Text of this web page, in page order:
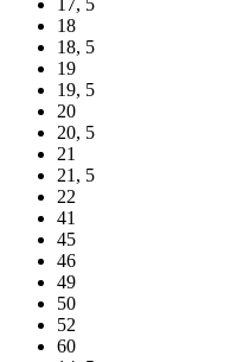
17, 5
18
18, 5
19
19, 5
20
20, 5
21
21, 5
22
41
45
46
49
50
52
60